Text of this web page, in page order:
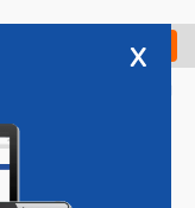
Check in
x